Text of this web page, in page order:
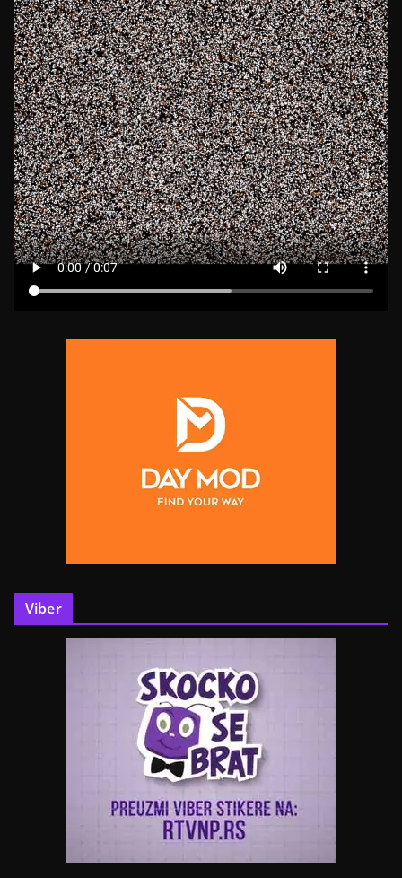
Viber